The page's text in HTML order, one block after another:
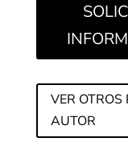
VER OTROS
AUTOR